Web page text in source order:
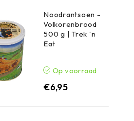
Noodrantsoen -
Volkorenbrood
500 g | Trek 'n
Eat
Op voorraad
€6,95